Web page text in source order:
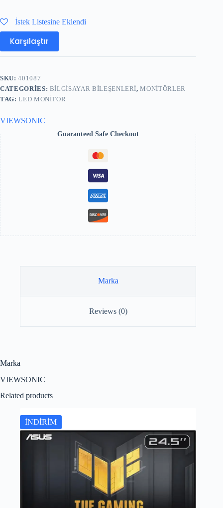
İstek Listesine Eklendi
Karşılaştır
SKU:401087
CATEGORIES: BILGISAYAR BILEŞENLERI,MONITÖRLER
TAG:LED MONITÖR
VIEWSONIC
Guaranteed Safe Checkout
Marka
Reviews (0)
Marka
VIEWSONIC
Related products
İNDİRİM